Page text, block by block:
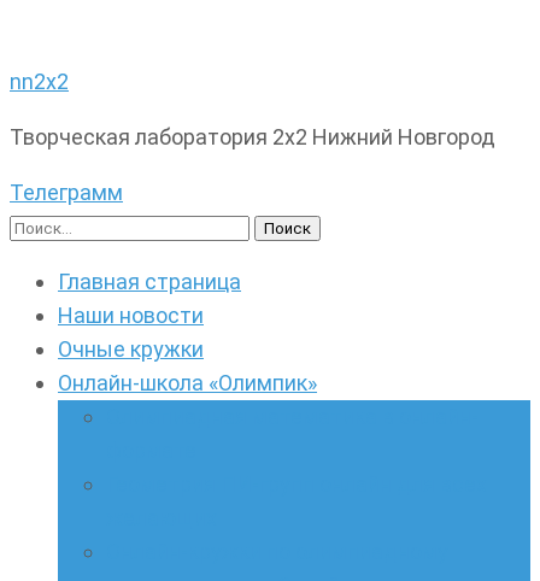
nn2x2
Творческая лаборатория 2х2 Нижний Новгород
Телеграмм
Найти:
Главная страница
Наши новости
Очные кружки
Онлайн-школа «Олимпик»